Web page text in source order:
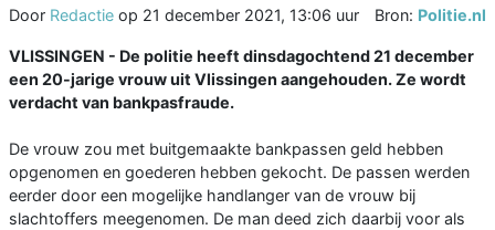
Door Redactie op 21 december 2021, 13:06 uur Bron: Politie.nl
VLISSINGEN - De politie heeft dinsdagochtend 21 december
een 20-jarige vrouw uit Vlissingen aangehouden. Ze wordt
verdacht van bankpasfraude.
De vrouw zou met buitgemaakte bankpassen geld hebben
opgenomen en goederen hebben gekocht. De passen werden
eerder door een mogelijke handlanger van de vrouw bij
slachtoffers meegenomen. De man deed zich daarbij voor als